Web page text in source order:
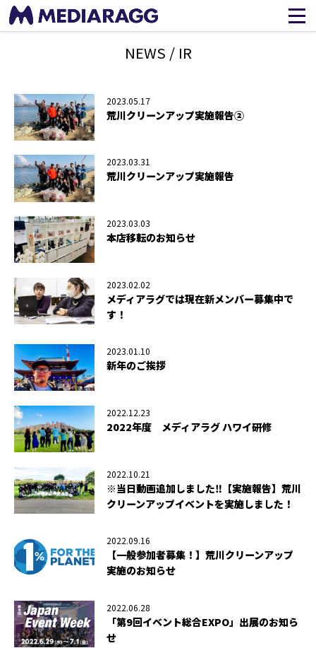
NEWS / IR
2023.05.17
荒川クリーンアップ実施報告②
2023.03.31
荒川クリーンアップ実施報告
2023.03.03
本店移転のお知らせ
2023.02.02
メディアラグでは現在新メンバー募集中で
す！
2023.01.10
新年のご挨拶
2022.12.23
2022年度 メディアラグ ハワイ研修
2022.10.21
※当日動画追加しました‼【実施報告】荒川
クリーンアップイベントを実施しました！
2022.09.16
【一般参加者募集！】荒川クリーンアップ
実施のお知らせ
2022.06.28
「第9回イベント総合EXPO」出展のお知ら
せ